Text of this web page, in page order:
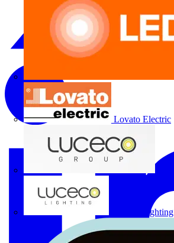
Lovato Electric
Luceco Lighting